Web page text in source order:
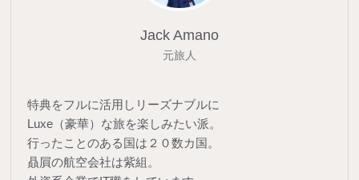
Jack Amano
元旅人
特典をフルに活用しリーズナブルに
Luxe（豪華）な旅を楽しみたい派。
行ったことのある国は２０数カ国。
贔屓の航空会社は紫組。